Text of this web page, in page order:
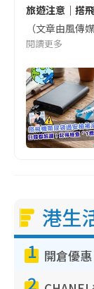
旅遊注意｜搭
（文章由風
閱讀更多
港生
1
2